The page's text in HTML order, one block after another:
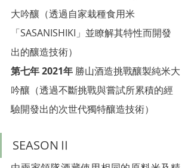
大吟釀（透過自家栽種食用米
「SASANISHIKI」並瞭解其特性而開發
出的釀造技術）
第七年 2021年 勝山酒造挑戰釀製純米大
吟釀（透過不斷挑戰與嘗試所累積的經
驗開發出的次世代獨特釀造技術）
SEASONⅡ